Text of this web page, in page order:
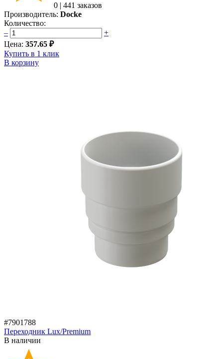
0 | 441 заказов
Производитель: Docke
Количество:
–
+
Цена: 357.65 ₽
Купить в 1 клик
В корзину
#7901788
Переходник Lux/Premium
В наличии